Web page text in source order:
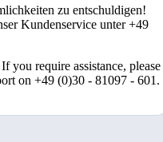
zu entschuldigen!
Kundenservice unter +49
you require assistance, please
on +49 (0)30 - 81097 - 601.